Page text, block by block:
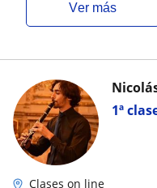
ver más
1ª
Clases on line